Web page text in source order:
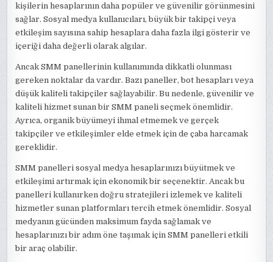
kişilerin hesaplarının daha popüler ve güvenilir görünmesini
sağlar. Sosyal medya kullanıcıları, büyük bir takipçi veya
etkileşim sayısına sahip hesaplara daha fazla ilgi gösterir ve
içeriği daha değerli olarak algılar.
Ancak SMM panellerinin kullanımında dikkatli olunması
gereken noktalar da vardır. Bazı paneller, bot hesapları veya
düşük kaliteli takipçiler sağlayabilir. Bu nedenle, güvenilir ve
kaliteli hizmet sunan bir SMM paneli seçmek önemlidir.
Ayrıca, organik büyümeyi ihmal etmemek ve gerçek
takipçiler ve etkileşimler elde etmek için de çaba harcamak
gereklidir.
SMM panelleri sosyal medya hesaplarınızı büyütmek ve
etkileşimi artırmak için ekonomik bir seçenektir. Ancak bu
panelleri kullanırken doğru stratejileri izlemek ve kaliteli
hizmetler sunan platformları tercih etmek önemlidir. Sosyal
medyanın gücünden maksimum fayda sağlamak ve
hesaplarınızı bir adım öne taşımak için SMM panelleri etkili
bir araç olabilir.